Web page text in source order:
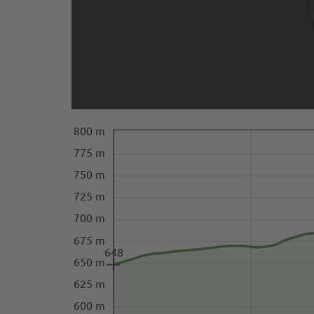
600 m
625 m
650 m
675 m
700 m
725 m
750 m
775 m
800 m
648